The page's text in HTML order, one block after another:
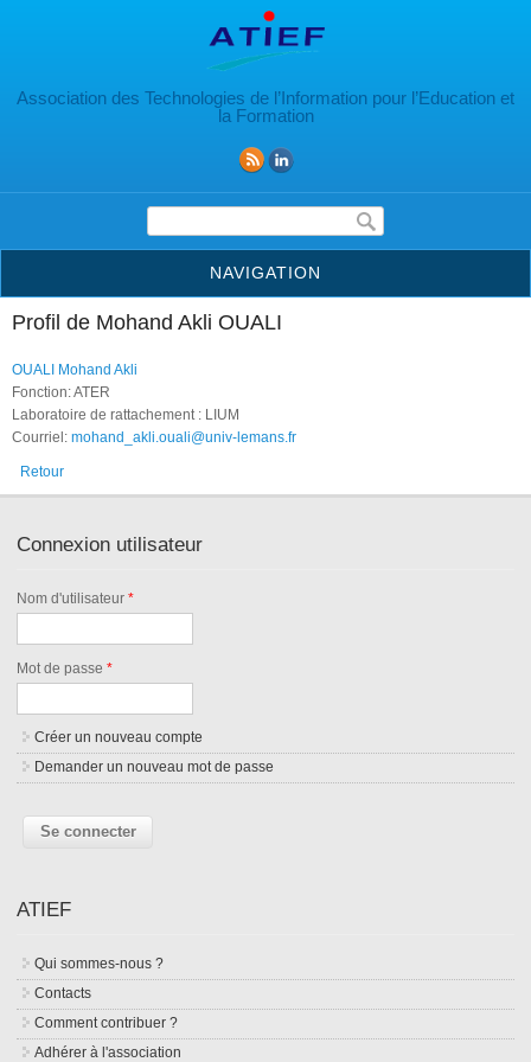
Association des Technologies de l’Information pour l’Education et
la Formation
Formulaire de recherche
NAVIGATION
Profil de Mohand Akli OUALI
OUALI Mohand Akli
Fonction: ATER
Laboratoire de rattachement : LIUM
Courriel: mohand_akli.ouali@univ-lemans.fr
Retour
Connexion utilisateur
Nom d'utilisateur*
Mot de passe*
Créer un nouveau compte
Demander un nouveau mot de passe
ATIEF
Qui sommes-nous ?
Contacts
Comment contribuer ?
Adhérer à l'association